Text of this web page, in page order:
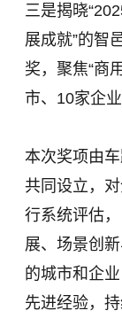
三是揭晓
展成就”的智
奖，聚焦“商
市、10家企
本次奖项由
共同设立，
行系统评估
展、场景创
的城市和企
先进经验，